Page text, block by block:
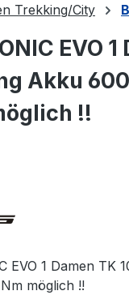
Trekking/City
EVO 1
Akku
!!